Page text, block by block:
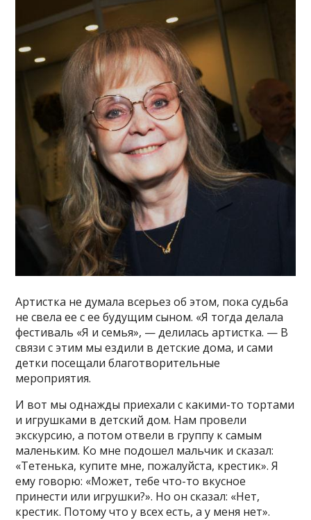
Артистка не думала всерьез об этом, пока судьба
не свела ее с ее будущим сыном. «Я тогда делала
фестиваль «Я и семья», — делилась артистка. — В
связи с этим мы ездили в детские дома, и сами
детки посещали благотворительные
мероприятия.
И вот мы однажды приехали с какими-то тортами
и игрушками в детский дом. Нам провели
экскурсию, а потом отвели в группу к самым
маленьким. Ко мне подошел мальчик и сказал:
«Тетенька, купите мне, пожалуйста, крестик». Я
ему говорю: «Может, тебе что-то вкусное
принести или игрушки?». Но он сказал: «Нет,
крестик. Потому что у всех есть, а у меня нет».